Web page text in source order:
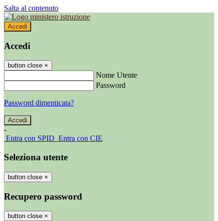
Salta al contenuto
Accedi
Accedi
button close ×
Nome Utente
Password
Password dimenticata?
-
Entra con SPID Entra con CIE
Seleziona utente
button close ×
Recupero password
button close ×